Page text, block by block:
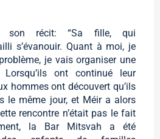
son récit: “Sa fille, qui
s’évanouir. Quant à moi, je
je vais organiser une
ont continué leur
hommes ont découvert qu’ils
le même jour, et Méir a alors
rencontre n’était pas le fait
la Bar Mitsvah a été